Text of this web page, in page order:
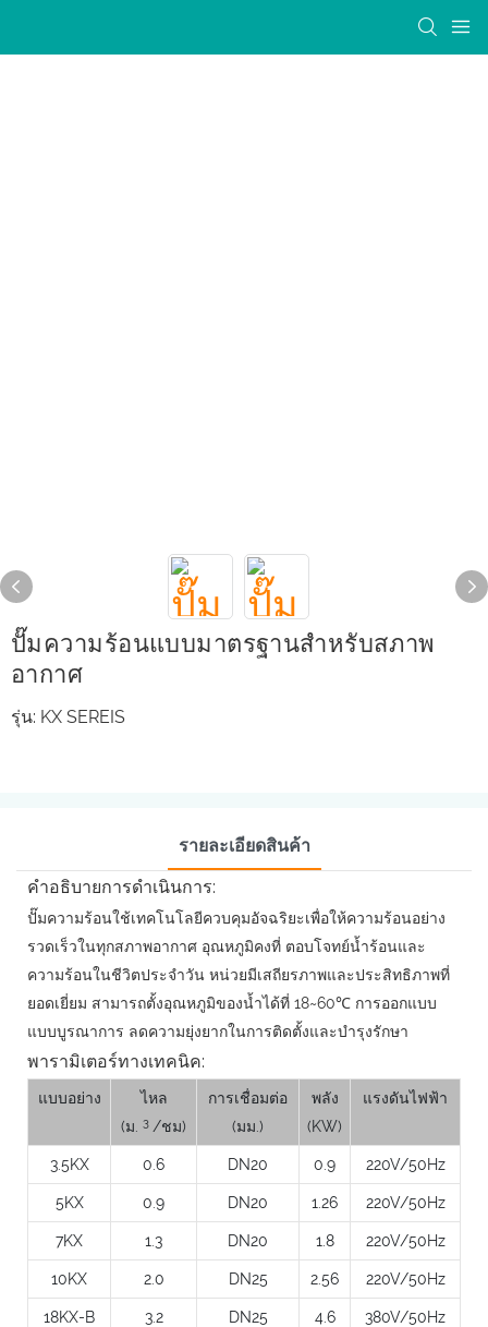
ปั๊มความร้อนแบบมาตรฐานสำหรับสภาพ
อากาศ
รุ่น: KX SEREIS
รายละเอียดสินค้า
คำอธิบายการดำเนินการ:
ปั๊มความร้อนใช้เทคโนโลยีควบคุมอัจฉริยะเพื่อให้ความร้อนอย่าง
รวดเร็วในทุกสภาพอากาศ อุณหภูมิคงที่ ตอบโจทย์น้ำร้อนและ
ความร้อนในชีวิตประจำวัน หน่วยมีเสถียรภาพและประสิทธิภาพที่
ยอดเยี่ยม สามารถตั้งอุณหภูมิของน้ำได้ที่ 18~60℃ การออกแบบ
แบบบูรณาการ ลดความยุ่งยากในการติดตั้งและบำรุงรักษา
พารามิเตอร์ทางเทคนิค:
แบบอย่าง
ไหล
(ม.
3 /ชม)
การเชื่อมต่อ
(มม.)
พลัง
(KW)
แรงดันไฟฟ้า
3.5KX 0.6 DN20 0.9 220V/50Hz
5KX 0.9 DN20 1.26 220V/50Hz
7KX 1.3 DN20 1.8 220V/50Hz
10KX 2.0 DN25 2.56 220V/50Hz
18KX-B 3.2 DN25 4.6 380V/50Hz